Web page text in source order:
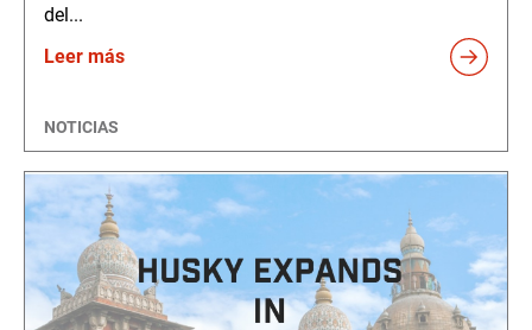
del...
Leer más
NOTICIAS